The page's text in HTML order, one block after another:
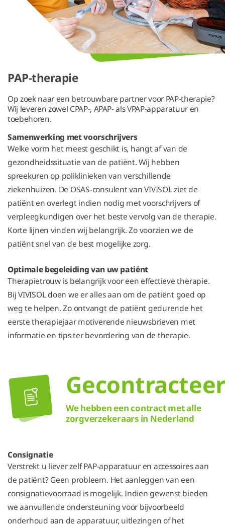
PAP-therapie
Op zoek naar een betrouwbare partner voor PAP-therapie?
Wij leveren zowel CPAP-, APAP- als VPAP-apparatuur en
toebehoren.
Samenwerking met voorschrijvers
Welke vorm het meest geschikt is, hangt af van de
gezondheidssituatie van de patiënt. Wij hebben
spreekuren op poliklinieken van verschillende
ziekenhuizen. De OSAS-consulent van VIVISOL ziet de
patiënt en overlegt indien nodig met voorschrijvers of
verpleegkundigen over het beste vervolg van de therapie.
Korte lijnen vinden wij belangrijk. Zo voorzien we de
patiënt snel van de best mogelijke zorg.
Optimale begeleiding van uw patiënt
Therapietrouw is belangrijk voor een effectieve therapie.
Bij VIVISOL doen we er alles aan om de patiënt goed op
weg te helpen. Zo ontvangt de patiënt gedurende het
eerste therapiejaar motiverende nieuwsbrieven met
informatie en tips ter bevordering van de therapie.
We hebben een contract met alle
zorgverzekeraars in Nederland
Consignatie
Verstrekt u liever zelf PAP-apparatuur en accessoires aan
de patiënt? Geen probleem. Het aanleggen van een
consignatievoorraad is mogelijk. Indien gewenst bieden
we aanvullende ondersteuning voor bijvoorbeeld
onderhoud aan de apparatuur, uitlezingen of het